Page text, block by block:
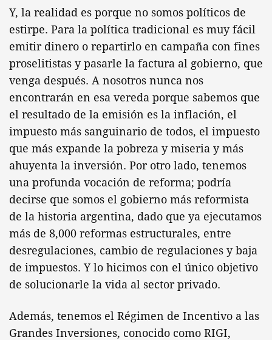
Y, la realidad es porque no somos políticos de
estirpe. Para la política tradicional es muy fácil
emitir dinero o repartirlo en campaña con fines
proselitistas y pasarle la factura al gobierno, que
venga después. A nosotros nunca nos
encontrarán en esa vereda porque sabemos que
el resultado de la emisión es la inflación, el
impuesto más sanguinario de todos, el impuesto
que más expande la pobreza y miseria y más
ahuyenta la inversión. Por otro lado, tenemos
una profunda vocación de reforma; podría
decirse que somos el gobierno más reformista
de la historia argentina, dado que ya ejecutamos
más de 8,000 reformas estructurales, entre
desregulaciones, cambio de regulaciones y baja
de impuestos. Y lo hicimos con el único objetivo
de solucionarle la vida al sector privado.
Además, tenemos el Régimen de Incentivo a las
Grandes Inversiones, conocido como RIGI,